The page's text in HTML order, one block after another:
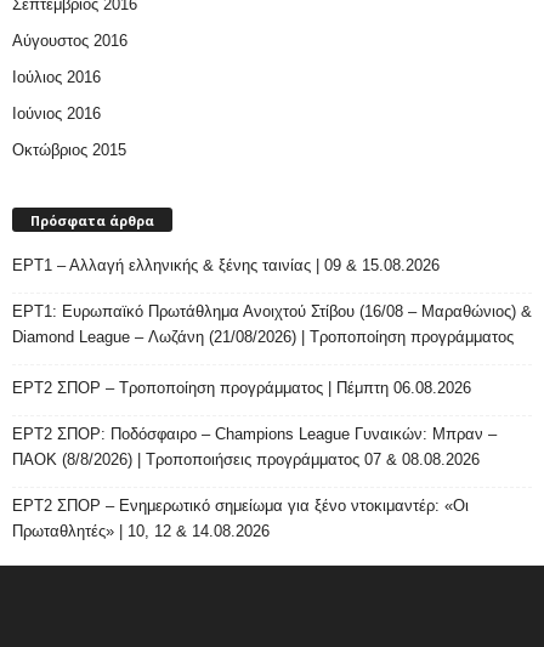
Σεπτέμβριος 2016
Αύγουστος 2016
Ιούλιος 2016
Ιούνιος 2016
Οκτώβριος 2015
Πρόσφατα άρθρα
ΕΡΤ1 – Αλλαγή ελληνικής & ξένης ταινίας | 09 & 15.08.2026
ΕΡΤ1: Ευρωπαϊκό Πρωτάθλημα Ανοιχτού Στίβου (16/08 – Μαραθώνιος) &
Diamond League – Λωζάνη (21/08/2026) | Τροποποίηση προγράμματος
ΕΡΤ2 ΣΠΟΡ – Τροποποίηση προγράμματος | Πέμπτη 06.08.2026
ΕΡΤ2 ΣΠΟΡ: Ποδόσφαιρο – Champions League Γυναικών: Μπραν –
ΠΑΟΚ (8/8/2026) | Τροποποιήσεις προγράμματος 07 & 08.08.2026
ΕΡΤ2 ΣΠΟΡ – Ενημερωτικό σημείωμα για ξένο ντοκιμαντέρ: «Οι
Πρωταθλητές» | 10, 12 & 14.08.2026